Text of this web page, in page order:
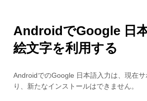
AndroidでGoogle 日
絵文字を利用する
AndroidでのGoogle 日本語入力は、現在
り、新たなインストールはできません。